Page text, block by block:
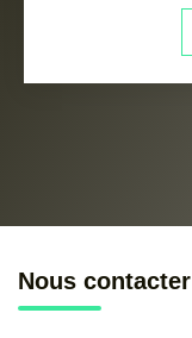
Nous contacter